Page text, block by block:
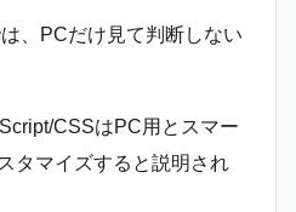
、PCだけ見て判断しない
CSSはPC用とスマー
タマイズすると説明され